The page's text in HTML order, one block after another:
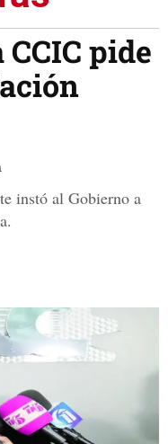
pide
instó al Gobierno a